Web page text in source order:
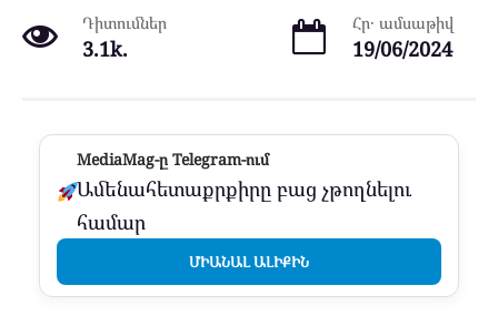
Դիտումներ
3.1k.
Հր․ ամսաթիվ
19/06/2024
MediaMag-ը Telegram-ում
Ամենահետաքրքիրը բաց չթողնելու
համար
ՄԻԱՆԱԼ ԱԼԻՔԻՆ